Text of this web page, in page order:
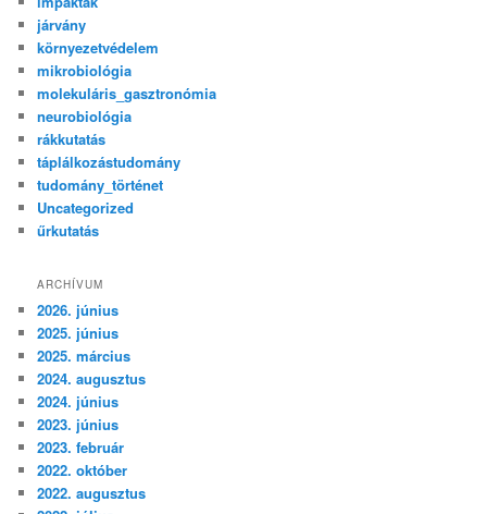
járvány
környezetvédelem
mikrobiológia
molekuláris_gasztronómia
neurobiológia
rákkutatás
táplálkozástudomány
tudomány_történet
Uncategorized
űrkutatás
ARCHÍVUM
2026. június
2025. június
2025. március
2024. augusztus
2024. június
2023. június
2023. február
2022. október
2022. augusztus